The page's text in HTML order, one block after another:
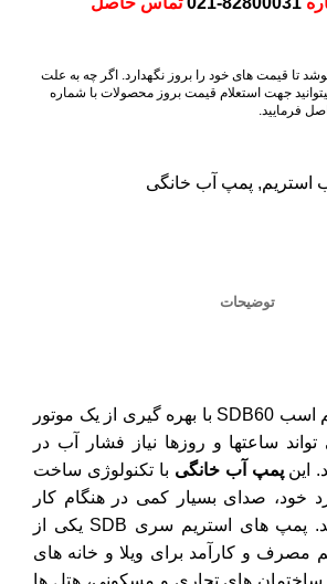
تا قیمت های خود را بروز نگهدارد. اگر چه به علت
جهت استعلام قیمت بروز محصولات با شماره
استریم, پمپ آب خانگی
توضیحات
پمپ آب استریم نیم اسب SDB60 با بهره گیری از یک موتور
ساعتها و روزها نیاز فشار آب در
اینپمپ آب خانگی با تکنولوژی ساخت
خود، صدای بسیار کمی در هنگام کار
کردن تولید می کند. پمپ های استریم سری SDB یکی از
مصرف و کارآمد برای ویلا و خانه های
ساختمان های تجاری و مسکونی، هتل ها